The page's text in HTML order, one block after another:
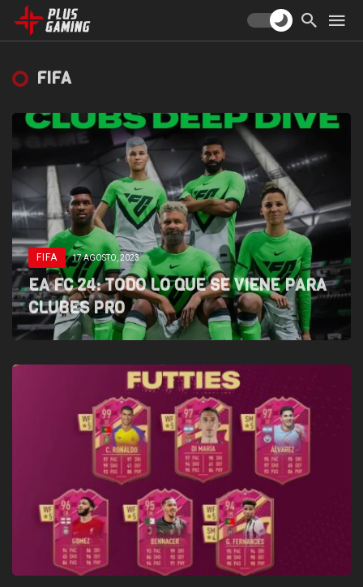
FIFA
FIFA 17 AGOSTO, 2023
EA FC 24: TODO LO QUE SE VIENE PARA
CLUBES PRO